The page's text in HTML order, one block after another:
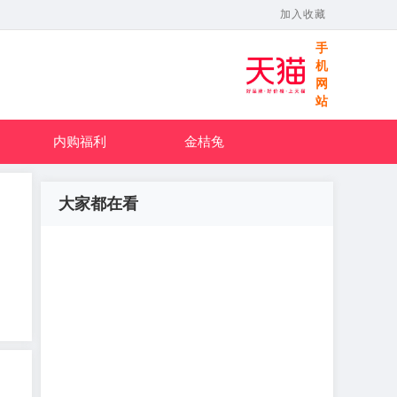
加入收藏
手
机
网
站
内购福利 金桔兔
大家都在看